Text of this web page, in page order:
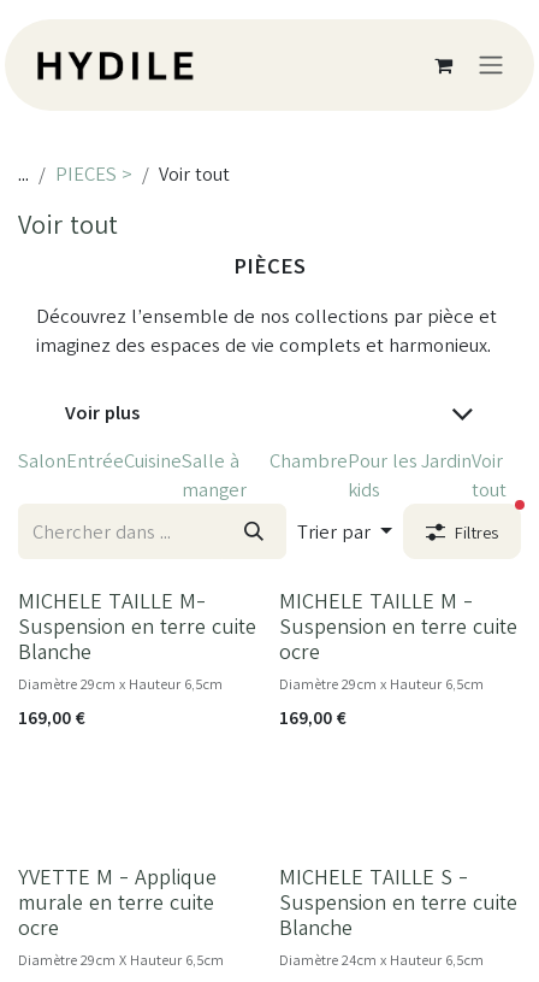
... PIECES > Voir tout
Voir tout
PIÈCES
Découvrez l’ensemble de nos collections par pièce et
imaginez des espaces de vie complets et harmonieux.
Voir plus
SalonEntréeCuisineSalle à
manger
ChambrePour les
kids
JardinVoir
tout
Trier par
Filtres
MICHELE TAILLE M-
Suspension en terre cuite
Blanche
Diamètre 29cm x Hauteur 6,5cm
169,00 €
MICHELE TAILLE M -
Suspension en terre cuite
ocre
Diamètre 29cm x Hauteur 6,5cm
169,00€
YVETTE M - Applique
murale en terre cuite
ocre
Diamètre 29cm X Hauteur 6,5cm
MICHELE TAILLE S -
Suspension en terre cuite
Blanche
Diamètre 24cm x Hauteur 6,5cm